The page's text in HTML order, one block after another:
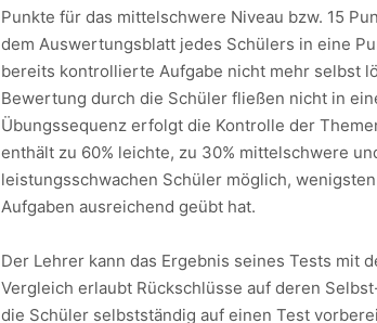
Punkte für das mittelschwere Niveau bzw. 15
dem Auswertungsblatt jedes Schülers in eine
bereits kontrollierte Aufgabe nicht mehr selbst
Bewertung durch die Schüler fließen nicht in
Übungssequenz erfolgt die Kontrolle der
enthält zu 60% leichte, zu 30% mittelschwere
leistungsschwachen Schüler möglich,
Aufgaben ausreichend geübt hat.
Der Lehrer kann das Ergebnis seines Tests mit
Vergleich erlaubt Rückschlüsse auf deren
die Schüler selbstständig auf einen Test